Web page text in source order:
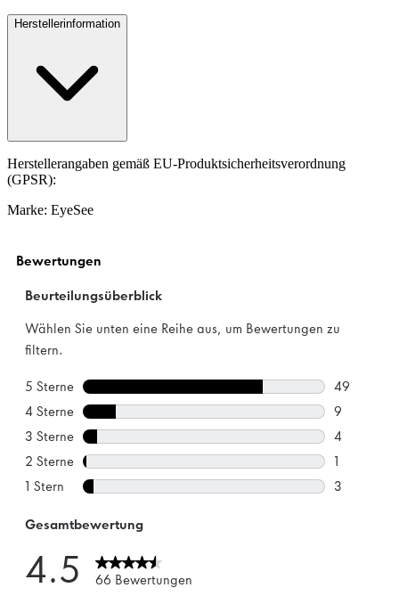
Herstellerinformation
Herstellerangaben gemäß EU-Produktsicherheitsverordnung
(GPSR):
Marke: EyeSee